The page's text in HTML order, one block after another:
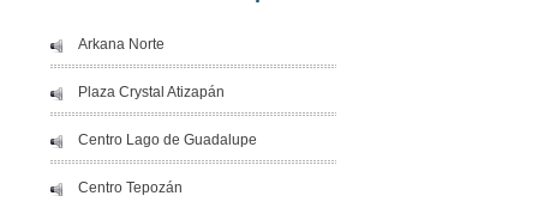
Arkana Norte
Plaza Crystal Atizapán
Centro Lago de Guadalupe
Centro Tepozán